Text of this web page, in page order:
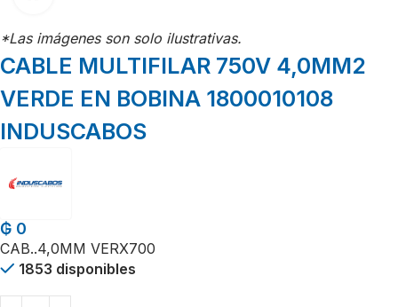
*Las imágenes son solo ilustrativas.
CABLE MULTIFILAR 750V 4,0MM2
VERDE EN BOBINA 1800010108
INDUSCABOS
₲ 0
CAB..4,0MM VERX700
1853 disponibles